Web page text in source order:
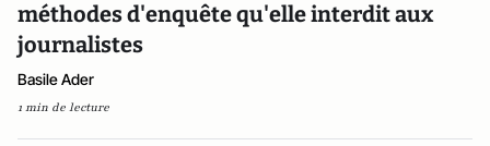
méthodes d'enquête qu'elle interdit aux
journalistes
Basile Ader
1 min de lecture